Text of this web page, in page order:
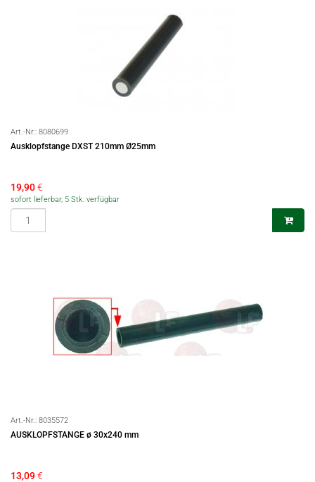
Art.-Nr.: 8080699
Ausklopfstange DXST 210mm Ø25mm
19,90€
sofort lieferbar, 5 Stk. verfügbar
Art.-Nr.: 8035572
AUSKLOPFSTANGE ø 30x240 mm
13,09€